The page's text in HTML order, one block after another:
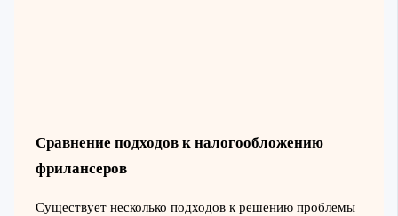
Сравнение подходов к налогообложению
фрилансеров
Существует несколько подходов к решению проблемы